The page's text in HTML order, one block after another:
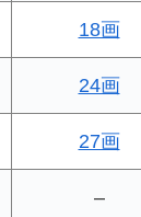
18画
24画
27画
–